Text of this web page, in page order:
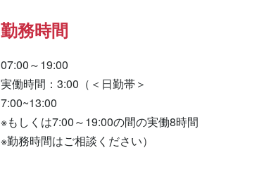
勤務時間
07:00～19:00
実働時間：3:00（＜日勤帯＞
7:00~13:00
※もしくは7:00～19:00の間の実働8時間
※勤務時間はご相談ください）